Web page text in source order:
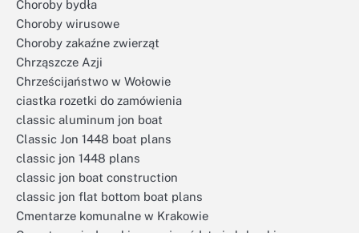
Choroby bydła
Choroby wirusowe
Choroby zakaźne zwierząt
Chrząszcze Azji
Chrześcijaństwo w Wołowie
ciastka rozetki do zamówienia
classic aluminum jon boat
Classic Jon 1448 boat plans
classic jon 1448 plans
classic jon boat construction
classic jon flat bottom boat plans
Cmentarze komunalne w Krakowie